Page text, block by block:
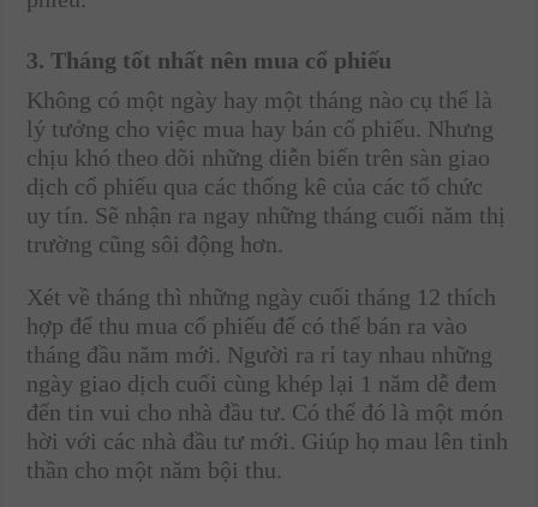
3. Tháng tốt nhất nên mua cổ phiếu
Không có một ngày hay một tháng nào cụ thể là
lý tưởng cho việc mua hay bán cổ phiếu. Nhưng
chịu khó theo dõi những diễn biến trên sàn giao
dịch cổ phiếu qua các thống kê của các tổ chức
uy tín. Sẽ nhận ra ngay những tháng cuối năm thị
trường cũng sôi động hơn.
Xét về tháng thì những ngày cuối tháng 12 thích
hợp để thu mua cổ phiếu để có thể bán ra vào
tháng đầu năm mới. Người ra rỉ tay nhau những
ngày giao dịch cuối cùng khép lại 1 năm dễ đem
đến tin vui cho nhà đầu tư. Có thể đó là một món
hời với các nhà đầu tư mới. Giúp họ mau lên tinh
thần cho một năm bội thu.